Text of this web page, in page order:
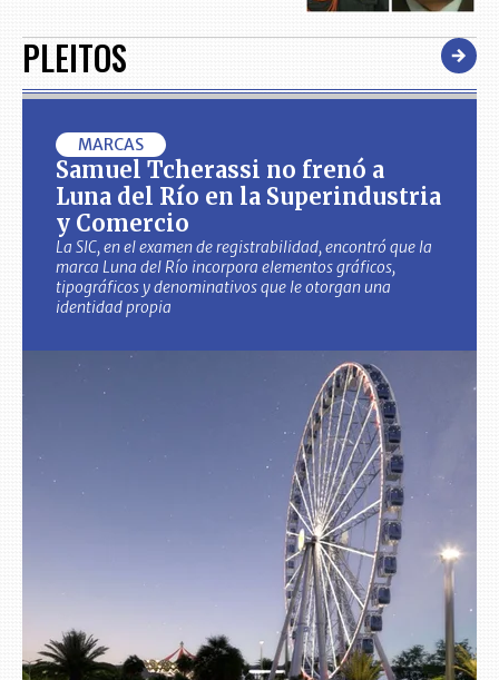
PLEITOS
MARCAS
Samuel Tcherassi no frenó a
Luna del Río en la Superindustria
y Comercio
La SIC, en el examen de registrabilidad, encontró que la
marca Luna del Río incorpora elementos gráficos,
tipográficos y denominativos que le otorgan una
identidad propia